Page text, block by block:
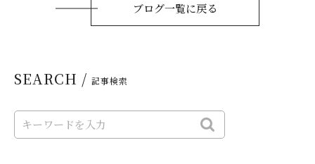
ブログ一覧に戻る
SEARCH / 記事検索